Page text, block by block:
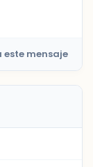
este mensaje